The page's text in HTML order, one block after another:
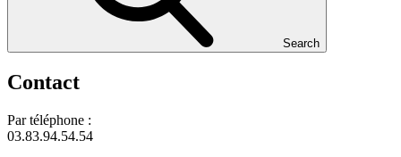
Search
Contact
Par téléphone :
03.83.94.54.54